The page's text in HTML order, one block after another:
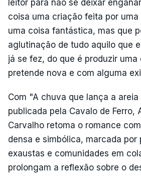
leitor para não se deixar
coisa uma criação feita por uma
uma coisa fantástica, mas que
aglutinação de tudo aquilo que
já se fez, do que é produzir uma
pretende nova e com alguma
Com "A chuva que lança a areia
publicada pela Cavalo de Ferro,
Carvalho retoma o romance
densa e simbólica, marcada por
exaustas e comunidades em
prolongam a reflexão sobre o